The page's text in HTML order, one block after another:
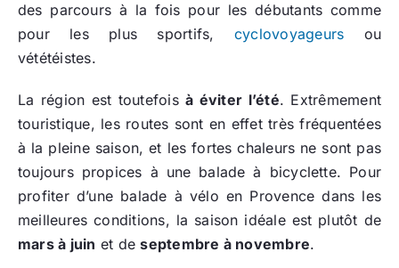
des parcours à la fois pour les débutants comme
pour les plus sportifs, cyclovoyageurs ou
vététéistes.
La région est toutefoisà éviter l’été. Extrêmement
touristique, les routes sont en effet très fréquentées
à la pleine saison, et les fortes chaleurs ne sont pas
toujours propices à une balade à bicyclette. Pour
profiter d’une balade à vélo en Provence dans les
meilleures conditions, la saison idéale est plutôt de
mars à juin et deseptembre à novembre.